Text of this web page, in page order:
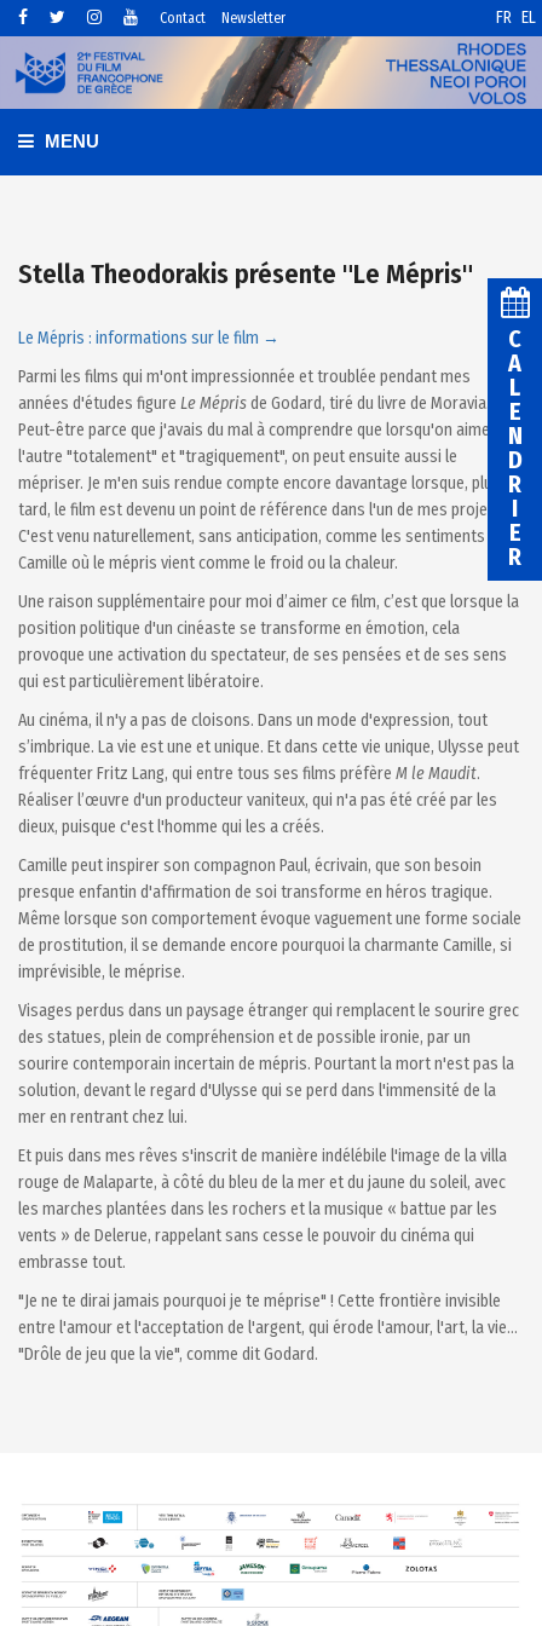
Contact Newsletter FR EL
MENU
Stella Theodorakis présente "Le Mépris"
Le Mépris : informations sur le film →
Parmi les films qui m'ont impressionnée et troublée pendant mes
années d'études figure Le Méprisde Godard, tiré du livre de Moravia.
Peut-être parce que j'avais du mal à comprendre que lorsqu'on aime
l'autre "totalement" et "tragiquement", on peut ensuite aussi le
mépriser. Je m'en suis rendue compte encore davantage lorsque, plus
tard, le film est devenu un point de référence dans l'un de mes projets.
C'est venu naturellement, sans anticipation, comme les sentiments de
Camille où le mépris vient comme le froid ou la chaleur.
Une raison supplémentaire pour moi d’aimer ce film, c’est que lorsque la
position politique d'un cinéaste se transforme en émotion, cela
provoque une activation du spectateur, de ses pensées et de ses sens
qui est particulièrement libératoire.
Au cinéma, il n'y a pas de cloisons. Dans un mode d'expression, tout
s’imbrique. La vie est une et unique. Et dans cette vie unique, Ulysse peut
fréquenter Fritz Lang, qui entre tous ses films préfère M le Maudit.
Réaliser l’œuvre d'un producteur vaniteux, qui n'a pas été créé par les
dieux, puisque c'est l'homme qui les a créés.
Camille peut inspirer son compagnon Paul, écrivain, que son besoin
presque enfantin d'affirmation de soi transforme en héros tragique.
Même lorsque son comportement évoque vaguement une forme sociale
de prostitution, il se demande encore pourquoi la charmante Camille, si
imprévisible, le méprise.
Visages perdus dans un paysage étranger qui remplacent le sourire grec
des statues, plein de compréhension et de possible ironie, par un
sourire contemporain incertain de mépris. Pourtant la mort n'est pas la
solution, devant le regard d'Ulysse qui se perd dans l'immensité de la
mer en rentrant chez lui.
Et puis dans mes rêves s'inscrit de manière indélébile l'image de la villa
rouge de Malaparte, à côté du bleu de la mer et du jaune du soleil, avec
les marches plantées dans les rochers et la musique « battue par les
vents » de Delerue, rappelant sans cesse le pouvoir du cinéma qui
embrasse tout.
"Je ne te dirai jamais pourquoi je te méprise" ! Cette frontière invisible
entre l'amour et l'acceptation de l'argent, qui érode l'amour, l'art, la vie...
"Drôle de jeu que la vie", comme dit Godard.
C
A
L
E
N
D
R
I
E
R